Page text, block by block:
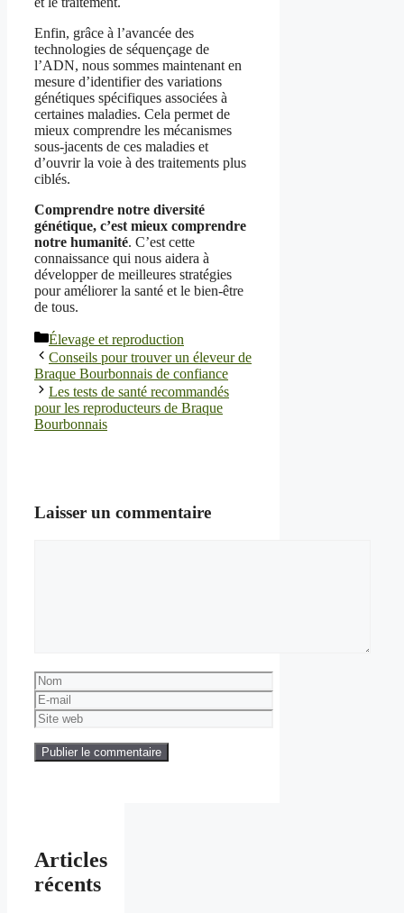
Enfin, grâce à l’avancée des
technologies de séquençage de
l’ADN, nous sommes maintenant en
mesure d’identifier des variations
génétiques spécifiques associées à
certaines maladies. Cela permet de
mieux comprendre les mécanismes
sous-jacents de ces maladies et
d’ouvrir la voie à des traitements plus
ciblés.
Comprendre notre diversité
génétique, c’est mieux comprendre
notre humanité. C’est cette
connaissance qui nous aidera à
développer de meilleures stratégies
pour améliorer la santé et le bien-être
de tous.
Catégories
Élevage et reproduction
Conseils pour trouver un éleveur de
Braque Bourbonnais de confiance
Les tests de santé recommandés
pour les reproducteurs de Braque
Bourbonnais
Laisser un commentaire
Nom
E-
mail
Site
web
Articles
récents